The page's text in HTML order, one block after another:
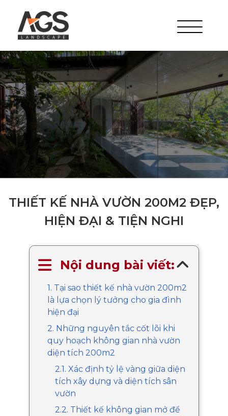
THIẾT KẾ NHÀ VƯỜN 200M2 ĐẸP,
HIỆN ĐẠI & TIỆN NGHI
Nội dung bài viết:
1. Tại sao thiết kế nhà vườn 200m2
là lựa chọn lý tưởng cho gia đình
hiện đại
2. Những nguyên tắc cốt lõi khi
quy hoạch không gian nhà vườn
diện tích 200m2
2.1. Xác định tỷ lệ vàng giữa diện
tích xây dựng và diện tích sân
vườn
2.2. Thiết kế không gian mở để